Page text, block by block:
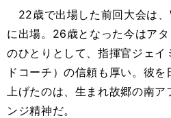
22歳で出場した前回大会は、
に出場。26歳となった今はア
のひとりとして、指揮官ジェイ
ドコーチ）の信頼も厚い。彼
上げたのは、生まれ故郷の南ア
ンジ精神だ。